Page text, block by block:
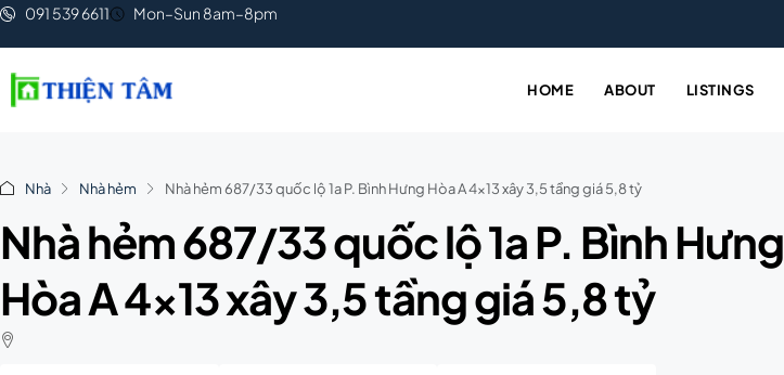
091 539 6611 Mon–Sun 8am–8pm
HOME ABOUT LISTINGS
Nhà Nhà hẻm Nhà hẻm 687/33 quốc lộ 1a P. Bình Hưng Hòa A 4×13 xây 3,5 tầng giá 5,8 tỷ
Nhà hẻm 687/33 quốc lộ 1a P. Bình Hưng
Hòa A 4×13 xây 3,5 tầng giá 5,8 tỷ